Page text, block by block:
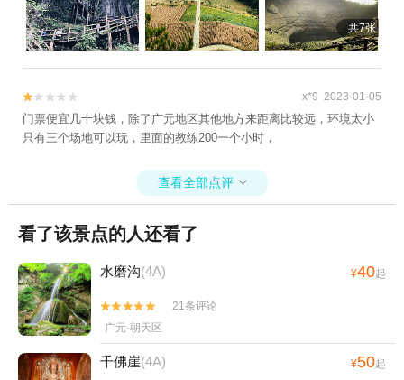
共7张

 x*9 2023-01-05
门票便宜几十块钱，除了广元地区其他地方来距离比较远，环境太小
只有三个场地可以玩，里面的教练200一个小时，
查看全部点评 
看了该景点的人还看了
水磨沟(4A) ¥40起


21条评论
广元·朝天区
千佛崖(4A) ¥50起